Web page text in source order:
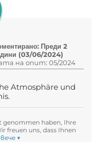
Преди 2
(03/06/2024)
на опит: 05/2024
Atmosphäre und
genommen haben, Ihre
freuen uns, dass Ihnen
▼